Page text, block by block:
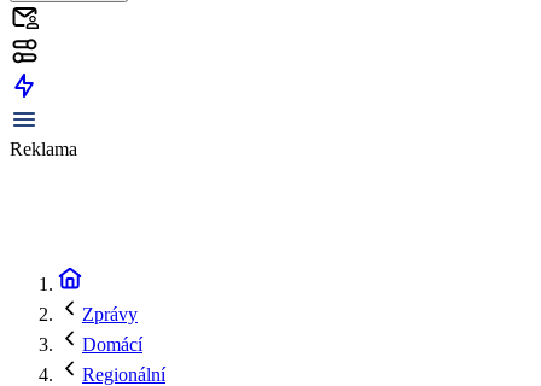
Reklama
Zprávy
Domácí
Regionální